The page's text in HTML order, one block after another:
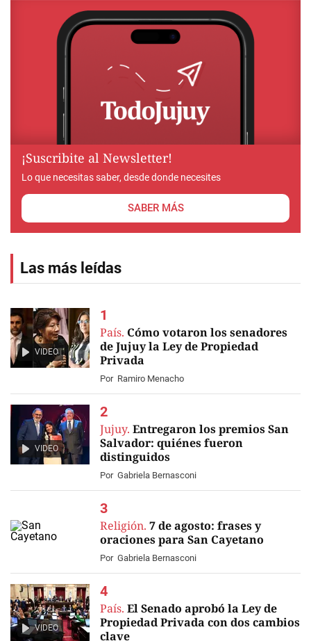
¡Suscribite al Newsletter!
Lo que necesitas saber, desde donde necesites
SABER MÁS
Las más leídas
VIDEO
País. Cómo votaron los senadores
de Jujuy la Ley de Propiedad
Privada
Por Ramiro Menacho
VIDEO
Jujuy. Entregaron los premios San
Salvador: quiénes fueron
distinguidos
Por Gabriela Bernasconi
Religión. 7 de agosto: frases y
oraciones para San Cayetano
Por Gabriela Bernasconi
VIDEO
País. El Senado aprobó la Ley de
Propiedad Privada con dos cambios
clave